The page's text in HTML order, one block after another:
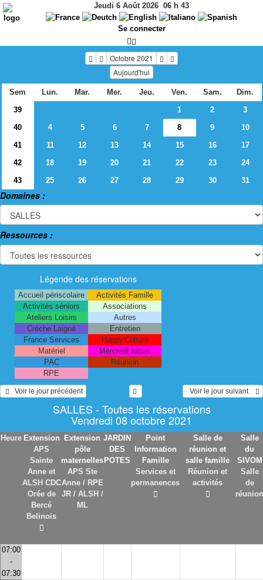
Jeudi 6 Août 2026 06 h 43
Se connecter
Octobre 2021
Aujourd'hui
Sem Lun. Mar. Mer. Jeu. Ven. Sam.
Dim.
39
1 2
3
40
4 5 6 7 8 9
10
41
11 12 13 14 15 16
17
42
18 19 20 21 22 23
24
43
25 26 27 28 29 30 31
Domaines :
Ressources :
Légende des réservations
Accueil périscolaire
Activités Famille
Activités séniors
Associations
Ateliers Loisirs
Autres
Crèche Laigné
Entretien
France Services
Happy'Culture
Matériel
Mercredi loisirs
PAC
Réunion
RPE
   Voir le jour précédent
  Voir le jour suivant
SALLES - Toutes les réservations
Vendredi 08 octobre 2021
Heure Extension
APS
Sainte
Anne et
ALSH CDC
Orée de
Bercé
Belinois
Extension
pôle
maternelles
APS Ste
Anne / RPE
JR / ALSH /
ML
JARDIN
DES
POTES
Point
Information
Famille
Services et
permanences
Salle de
réunion et
salle famille
Réunion et
activités
Salle
du
SIVOM
Salle
de
réunion
07:00
-
07:30